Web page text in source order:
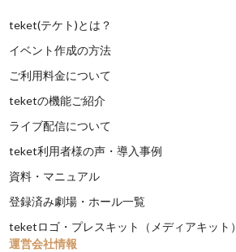
teket(テケト)とは？
イベント作成の方法
ご利用料金について
teketの機能ご紹介
ライブ配信について
teket利用者様の声・導入事例
資料・マニュアル
登録済み劇場・ホール一覧
teketロゴ・プレスキット（メディアキット）
運営会社情報